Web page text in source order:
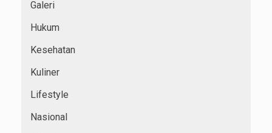
Galeri
Hukum
Kesehatan
Kuliner
Lifestyle
Nasional